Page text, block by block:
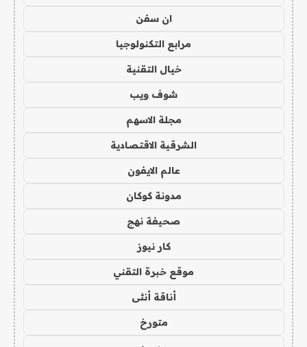
ان سفن
مرابع التكنولوجيا
خيال التقنية
شوف ويب
مجلة الاسهم
الشرقية الاقتصادية
عالم الايفون
مدونة كوكان
صحيفة نهج
كار نيوز
موقع خبرة التقني
أناقة أنثى
متورخ